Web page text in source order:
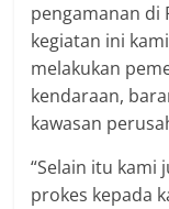
pengamanan di
kegiatan ini
melakukan
kendaraan,
kawasan
“Selain itu kami
prokes kepada